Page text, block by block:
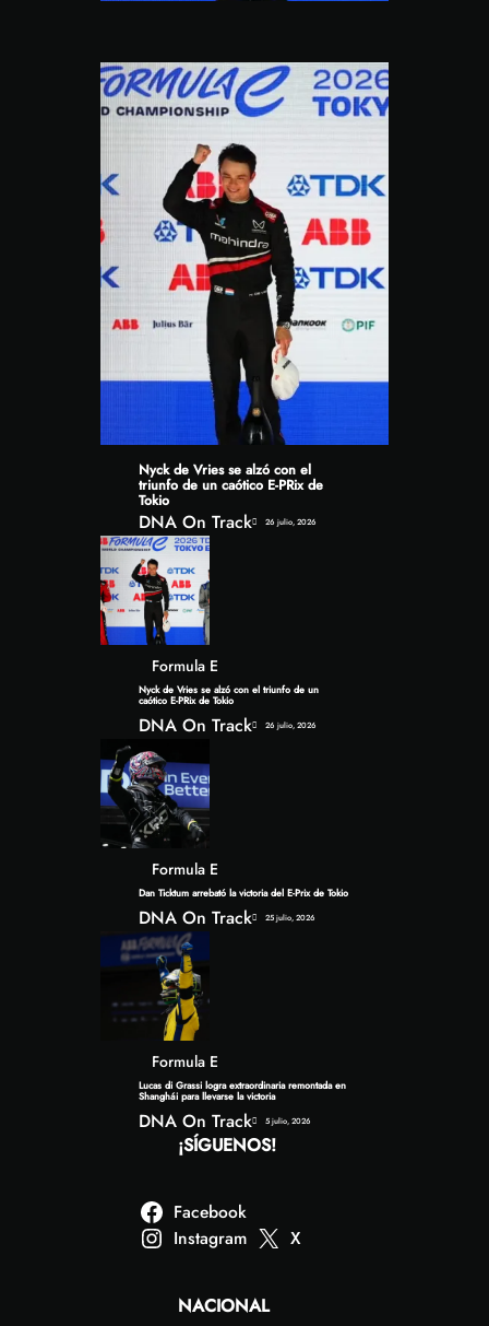
Nyck de Vries se alzó con el
triunfo de un caótico E-PRix de
Tokio
DNA On Track 26 julio, 2026
Formula E
Nyck de Vries se alzó con el triunfo de un
caótico E-PRix de Tokio
DNA On Track 26 julio, 2026
Formula E
Dan Ticktum arrebató la victoria del E-Prix de Tokio
DNA On Track 25 julio, 2026
Formula E
Lucas di Grassi logra extraordinaria remontada en
Shanghái para llevarse la victoria
DNA On Track 5 julio, 2026
¡SÍGUENOS!
Facebook
Instagram
X
NACIONAL